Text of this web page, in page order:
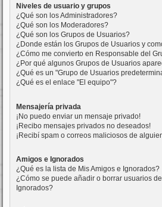
Niveles de usuario y grupos
¿Qué son los Administradores?
¿Qué son los Moderadores?
¿Qué son los Grupos de Usuarios?
¿Donde están los Grupos de Usuarios y
¿Cómo me convierto en Responsable del
¿Por qué algunos Grupos de Usuarios
¿Qué es un "Grupo de Usuarios
¿Qué es el enlace "El equipo"?
Mensajería privada
¡No puedo enviar un mensaje privado!
¡Recibo mensajes privados no deseados!
¡Recibí spam o correos maliciosos de
Amigos e Ignorados
¿Qué es la lista de Mis Amigos e Ignorados?
¿Cómo se puede añadir o borrar usuarios
Ignorados?